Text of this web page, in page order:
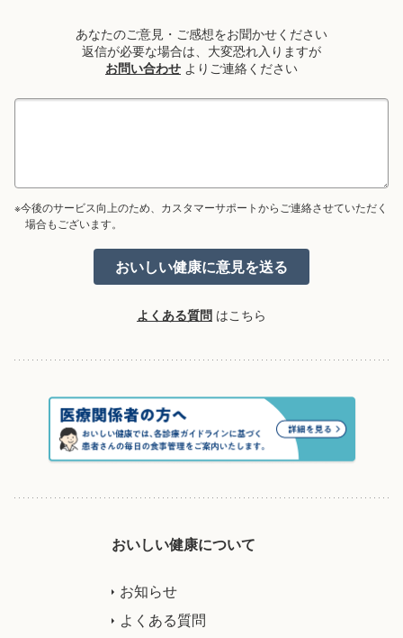
あなたのご意見・ご感想をお聞かせください
返信が必要な場合は、大変恐れ入りますが
お問い合わせ よりご連絡ください
※今後のサービス向上のため、カスタマーサポートからご連絡させていただく
場合もございます。
よくある質問 はこちら
おいしい健康について
お知らせ
よくある質問